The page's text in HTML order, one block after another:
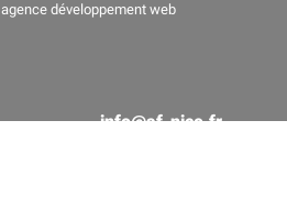
agence développement web
info@af-nice.fr